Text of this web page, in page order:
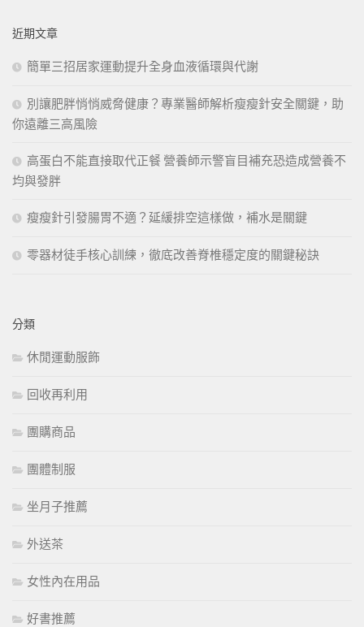
字:
近期文章
簡單三招居家運動提升全身血液循環與代謝
別讓肥胖悄悄威脅健康？專業醫師解析瘦瘦針安全關鍵，助
你遠離三高風險
高蛋白不能直接取代正餐 營養師示警盲目補充恐造成營養不
均與發胖
瘦瘦針引發腸胃不適？延緩排空這樣做，補水是關鍵
零器材徒手核心訓練，徹底改善脊椎穩定度的關鍵秘訣
分類
休閒運動服飾
回收再利用
團購商品
團體制服
坐月子推薦
外送茶
女性內在用品
好書推薦